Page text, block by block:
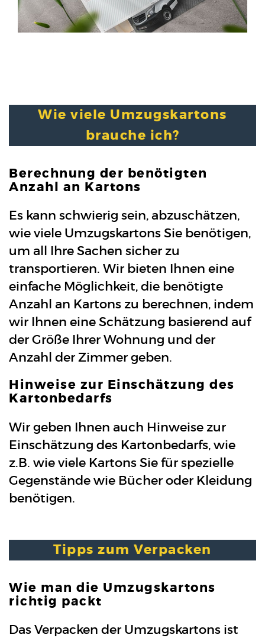
Wie viele Umzugskartons
brauche ich?
Berechnung der benötigten
Anzahl an Kartons
Es kann schwierig sein, abzuschätzen,
wie viele Umzugskartons Sie benötigen,
um all Ihre Sachen sicher zu
transportieren. Wir bieten Ihnen eine
einfache Möglichkeit, die benötigte
Anzahl an Kartons zu berechnen, indem
wir Ihnen eine Schätzung basierend auf
der Größe Ihrer Wohnung und der
Anzahl der Zimmer geben.
Hinweise zur Einschätzung des
Kartonbedarfs
Wir geben Ihnen auch Hinweise zur
Einschätzung des Kartonbedarfs, wie
z.B. wie viele Kartons Sie für spezielle
Gegenstände wie Bücher oder Kleidung
benötigen.
Tipps zum Verpacken
Wie man die Umzugskartons
richtig packt
Das Verpacken der Umzugskartons ist